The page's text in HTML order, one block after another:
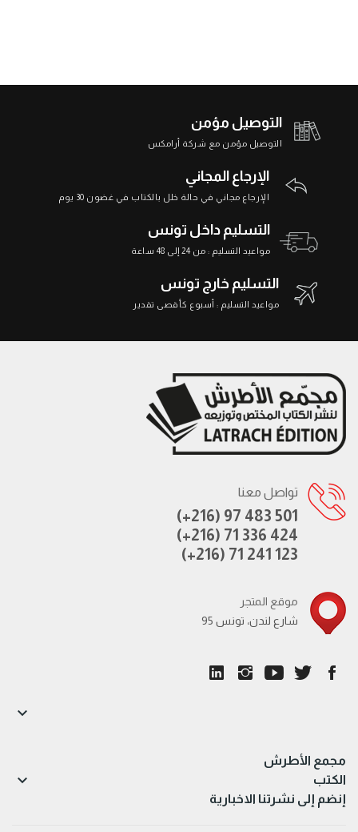
التوصيل مؤمن
التوصيل مؤمن مع شركة أرامكس
الإرجاع المجاني
الإرجاع مجاني في حالة خلل بالكتاب في غضون 30 يوم
التسليم داخل تونس
مواعيد التسليم : من 24 إلى 48 ساعة
التسليم خارج تونس
مواعيد التسليم : أسبوع كأقصى تقدير
تواصل معنا
(+216) 97 483 501
(+216) 71 336 424
(+216) 71 241 123
موقع المتجر
95 شارع لندن، تونس
مجمع الأطرش

الكتب 
إنضم إلى نشرتنا الاخبارية